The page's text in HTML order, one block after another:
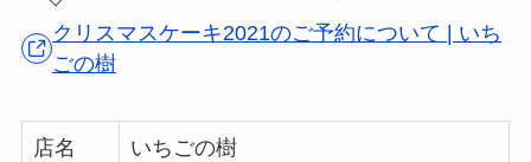
クリスマスケーキ2021のご予約について | いち
ごの樹
店名 いちごの樹